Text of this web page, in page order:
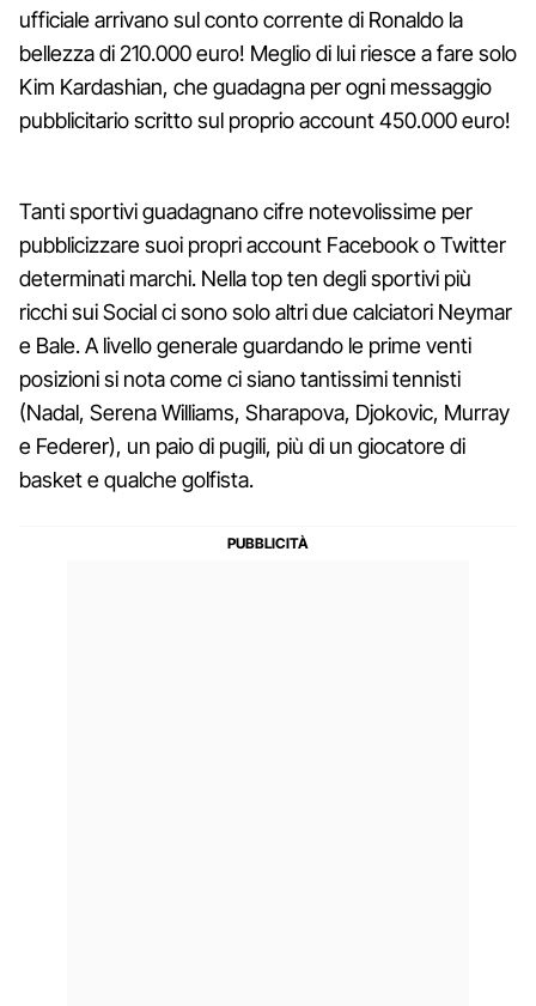
ufficiale arrivano sul conto corrente di Ronaldo la
bellezza di 210.000 euro! Meglio di lui riesce a fare solo
Kim Kardashian, che guadagna per ogni messaggio
pubblicitario scritto sul proprio account 450.000 euro!
Tanti sportivi guadagnano cifre notevolissime per
pubblicizzare suoi propri account Facebook o Twitter
determinati marchi. Nella top ten degli sportivi più
ricchi sui Social ci sono solo altri due calciatori Neymar
e Bale. A livello generale guardando le prime venti
posizioni si nota come ci siano tantissimi tennisti
(Nadal, Serena Williams, Sharapova, Djokovic, Murray
e Federer), un paio di pugili, più di un giocatore di
basket e qualche golfista.